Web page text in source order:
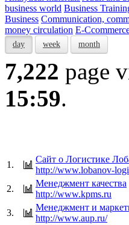
business world Business
Business Communication,
money circulation E-
day week month
7,222 page
15:59.
1.
Сайт о Логистике
http://www.lobanov-
2.
Менеджмент качества
http://www.kpms.ru
3.
Менеджмент и
http://www.aup.ru/